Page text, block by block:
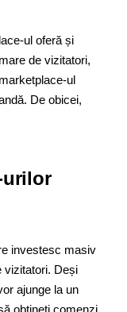
ul oferă și
de vizitatori,
ul
De obicei,
urilor
investesc masiv
vizitatori. Deși
ajunge la un
obțineți comenzi